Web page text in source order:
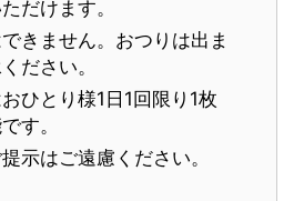
だけます。
きません。おつりは出ま
ださい。
ひとり様1日1回限り1枚
す。
示はご遠慮ください。